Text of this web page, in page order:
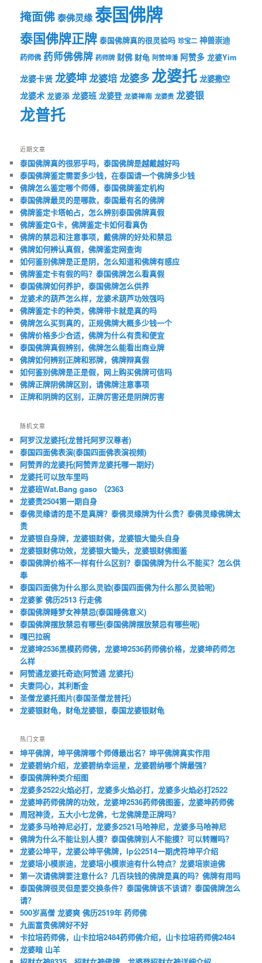
掩面佛泰佛灵缘泰国佛牌
泰国佛牌正牌 泰国佛牌真的很灵验吗 珍宝二 神兽崇迪
药师佛 药师佛佛牌 药师牌 财佛 财龟 阿赞坤潘 阿赞多 龙婆Yim
龙婆卡贤 龙婆坤龙婆培 龙婆多龙婆托 龙婆撒空
龙婆术 龙婆添 龙婆班 龙婆登 龙婆禅南 龙婆贵 龙婆银
龙普托
近期文章
泰国佛牌真的很邪乎吗，泰国佛牌是越戴越好吗
泰国佛牌鉴定需要多少钱，在泰国请一个佛牌多少钱
佛牌怎么鉴定哪个师傅，泰国佛牌鉴定机构
泰国佛牌最灵的是哪款，泰国最有名的佛牌
佛牌鉴定卡塔帕占，怎么辨别泰国佛牌真假
佛牌鉴定G卡，佛牌鉴定卡如何看真伪
佛牌的禁忌和注意事项，戴佛牌的好处和禁忌
佛牌如何辨认真假，佛牌鉴定网查询
如何鉴别佛牌是正是阴，怎么知道和佛牌有感应
佛牌鉴定卡有假的吗？泰国佛牌怎么看真假
泰国佛牌如何养护，泰国佛牌怎么供养
龙婆术的葫芦怎么样，龙婆术葫芦功效强吗
佛牌鉴定卡的种类，佛牌带卡就是真的吗
佛牌怎么买到真的，正规佛牌大概多少钱一个
佛牌价格多少合适，佛牌为什么有贵和便宜
泰国佛牌真假辨别，佛牌怎么能看出商业牌
佛牌如何辨别正牌和邪牌，佛牌辩真假
如何鉴别佛牌是正是假，网上购买佛牌可信吗
佛牌正牌阴佛牌区别，请佛牌注意事项
正牌和阴牌的区别，正牌厉害还是阴牌厉害
随机文章
阿罗汉龙婆托(龙普托阿罗汉尊者)
泰国四面佛表演(泰国四面佛表演视频)
阿赞弄的龙婆托(阿赞弄龙婆托哪一期好)
龙婆托可以放车里吗
龙婆班Wat.Bang gaso （2363
龙婆贵2504第一期自身
泰佛灵缘请的是不是真牌？泰佛灵缘牌为什么贵？泰佛灵缘佛牌太
贵
龙婆银自身牌，龙婆银财佛，龙婆银大锄头自身
龙婆银财佛功效，龙婆银大锄头，龙婆银财佛图鉴
泰国佛牌价格不一样有什么区别？泰国佛牌为什么不能买？怎么供
奉
泰国四面佛为什么那么灵验(泰国四面佛为什么那么灵验呢)
龙婆爹 佛历2513 行走佛
泰国佛牌睡梦女神禁忌(泰国睡佛意义)
泰国佛牌摆放禁忌有哪些(泰国佛牌摆放禁忌有哪些呢)
嘎巴拉碗
龙婆坤2536黑模药师佛，龙婆坤2536药师佛价格，龙婆坤药师怎
么样
阿赞通龙婆托奇迹(阿赞通 龙婆托)
夫妻同心，其利断金
圣僧龙婆托图片(泰国圣僧龙普托)
龙婆银财龟，财龟龙婆银，泰国龙婆银财龟
热门文章
坤平佛牌，坤平佛牌哪个师傅最出名？坤平佛牌真实作用
龙婆碧纳介绍，龙婆碧纳幸运星，龙婆碧纳哪个牌最强？
泰国佛牌种类介绍图
龙婆多2522火焰必打，龙婆多火焰必打，龙婆多火焰必打2522
龙婆坤药师佛牌的功效，龙婆坤2536药师佛图鉴，龙婆坤药师佛
周冠神烫，五大小七龙佛，七龙佛牌是正牌吗？
龙婆多马哈神尼必打，龙婆多2521马哈神尼，龙婆多马哈神尼
佛牌为什么不能让别人摸？泰国佛牌别人不能摸？可以转赠吗？
龙婆公坤平，龙婆公坤平佛牌，lp公2514一期虎符坤平介绍
龙婆培小模崇迪，龙婆培小模崇迪有什么特点？龙婆培崇迪佛
第一次请佛牌要注意什么？几百块钱的佛牌是真的吗？佛牌有用吗
泰国佛牌很灵但是要交换条件？泰国佛牌该不该请？泰国佛牌怎么
请？
500岁高僧 龙婆爽 佛历2519年 药师佛
九面富贵佛牌好不好
卡拉培药师佛，山卡拉培2484药师佛介绍，山卡拉培药师佛2484
龙婆暗 山羊